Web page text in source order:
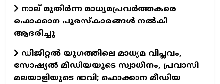
നാല് മുതിർന്ന മാധ്യമപ്രവർത്തകരെ
ഫൊക്കാന പുരസ്കാരങ്ങൾ നൽകി
ആദരിച്ചു
ഡിജിറ്റൽ യുഗത്തിലെ മാധ്യമ വിപ്ലവം,
സോഷ്യൽ മീഡിയയുടെ സ്വാധീനം, പ്രവാസി
മലയാളിയുടെ ഭാവി; ഫൊക്കാന മീഡിയ